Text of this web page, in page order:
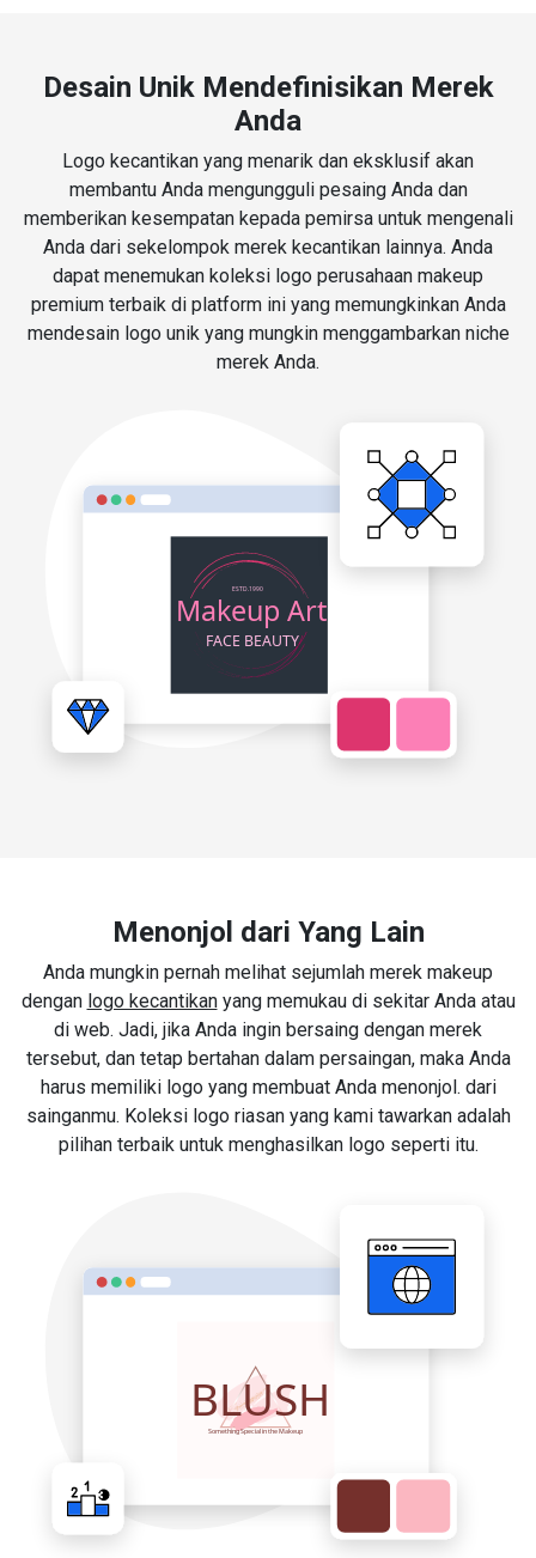
Desain Unik Mendefinisikan Merek
Anda
Logo kecantikan yang menarik dan eksklusif akan
membantu Anda mengungguli pesaing Anda dan
memberikan kesempatan kepada pemirsa untuk mengenali
Anda dari sekelompok merek kecantikan lainnya. Anda
dapat menemukan koleksi logo perusahaan makeup
premium terbaik di platform ini yang memungkinkan Anda
mendesain logo unik yang mungkin menggambarkan niche
merek Anda.
Menonjol dari Yang Lain
Anda mungkin pernah melihat sejumlah merek makeup
dengan logo kecantikanyang memukau di sekitar Anda atau
di web. Jadi, jika Anda ingin bersaing dengan merek
tersebut, dan tetap bertahan dalam persaingan, maka Anda
harus memiliki logo yang membuat Anda menonjol. dari
sainganmu. Koleksi logo riasan yang kami tawarkan adalah
pilihan terbaik untuk menghasilkan logo seperti itu.